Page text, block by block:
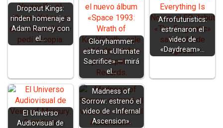
Dropout Kings:
rinden homenaje a
Adam Ramey con
el…
Gloryhammer:
estrena «Ultimate
Sacrifice» — mirá
el…
Afrofuturistics:
estrenaron el
video de
«Daydream»…
El Universo
Audiovisual de
Madness of
Sorrow: estrenó el
video de «Infernal
Ascension».